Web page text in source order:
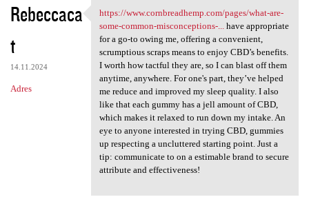
Rebeccaca
t
14.11.2024
Adres
https://www.cornbreadhemp.com
https://www.cornbreadhemp.com/pages/what-are-
some-common-misconceptions-...have appropriate
for a go-to owing me, offering a convenient,
scrumptious scraps means to enjoy CBD’s benefits.
I worth how tactful they are, so I can blast off them
anytime, anywhere. For one's part, they’ve helped
me reduce and improved my sleep quality. I also
like that each gummy has a jell amount of CBD,
which makes it relaxed to run down my intake. An
eye to anyone interested in trying CBD, gummies
up respecting a uncluttered starting point. Just a
tip: communicate to on a estimable brand to secure
attribute and effectiveness!